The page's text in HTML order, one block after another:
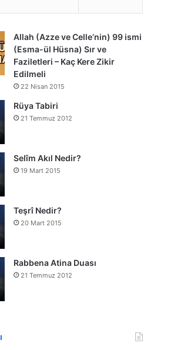
Allah (Azze ve Celle’nin) 99 ismi
(Esma-ül Hüsna) Sır ve
Faziletleri – Kaç Kere Zikir
Edilmeli
22 Nisan 2015
Rüya Tabiri
21 Temmuz 2012
Selîm Akıl Nedir?
19 Mart 2015
Teşrî Nedir?
20 Mart 2015
Rabbena Atina Duası
21 Temmuz 2012